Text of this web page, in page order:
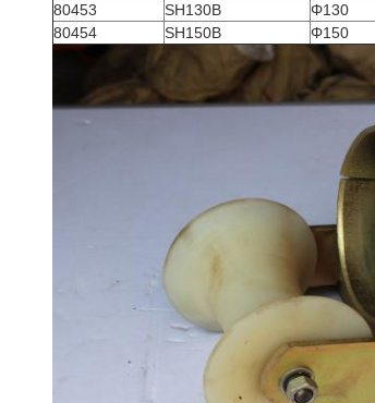
80453
SH130B Φ130
80454
SH150B Φ150